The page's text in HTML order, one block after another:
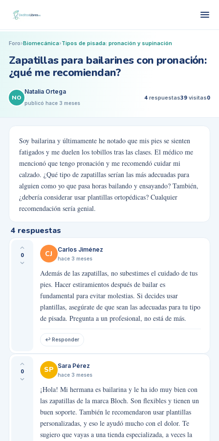
Foro›Biomecánica›Tipos de pisada: pronación y supinación
Zapatillas para bailarines con pronación:
¿qué me recomiendan?
NO
Natalia Ortega
publicó hace 3 meses
4 respuestas39 visitas0
Soy bailarina y últimamente he notado que mis pies se sienten
fatigados y me duelen los tobillos tras las clases. El médico me
mencionó que tengo pronación y me recomendó cuidar mi
calzado. ¿Qué tipo de zapatillas serían las más adecuadas para
alguien como yo que pasa horas bailando y ensayando? También,
¿debería considerar usar plantillas ortopédicas? Cualquier
recomendación sería genial.
4 respuestas
0 CJ Carlos Jiménez
hace 3 meses
Además de las zapatillas, no subestimes el cuidado de tus
pies. Hacer estiramientos después de bailar es
fundamental para evitar molestias. Si decides usar
plantillas, asegúrate de que sean las adecuadas para tu tipo
de pisada. Pregunta a un profesional, no está de más.
↩ Responder
0 SP Sara Pérez
hace 3 meses
¡Hola! Mi hermana es bailarina y le ha ido muy bien con
las zapatillas de la marca Bloch. Son flexibles y tienen un
buen soporte. También le recomendaron usar plantillas
personalizadas, y eso le ayudó mucho con el dolor. Te
sugiero que vayas a una tienda especializada, a veces la